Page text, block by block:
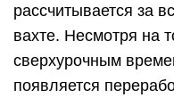
рассчитывается за
вахте. Несмотря на
сверхурочным
появляется